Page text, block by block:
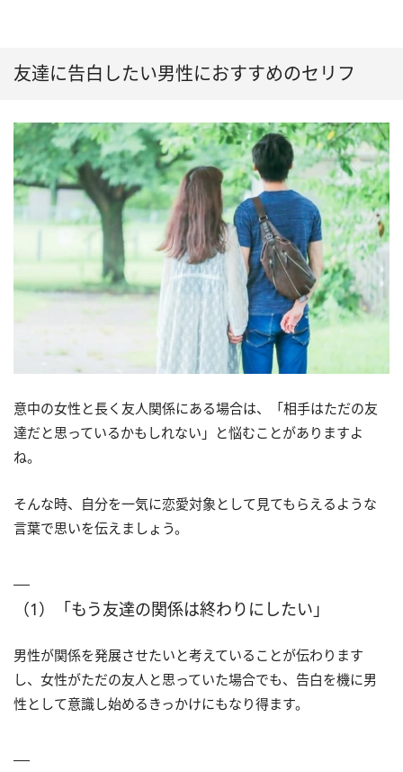
友達に告白したい男性におすすめのセリフ
意中の女性と長く友人関係にある場合は、「相手はただの友
達だと思っているかもしれない」と悩むことがありますよ
ね。
そんな時、自分を一気に恋愛対象として見てもらえるような
言葉で思いを伝えましょう。
（1）「もう友達の関係は終わりにしたい」
男性が関係を発展させたいと考えていることが伝わります
し、女性がただの友人と思っていた場合でも、告白を機に男
性として意識し始めるきっかけにもなり得ます。